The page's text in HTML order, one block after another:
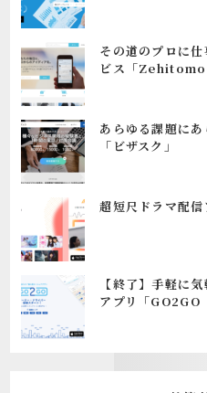
その道のプロに
ビス「Zehitomo
あらゆる課題に
「ビザスク」
超短尺ドラマ配
【終了】手軽に
アプリ「GO2GO